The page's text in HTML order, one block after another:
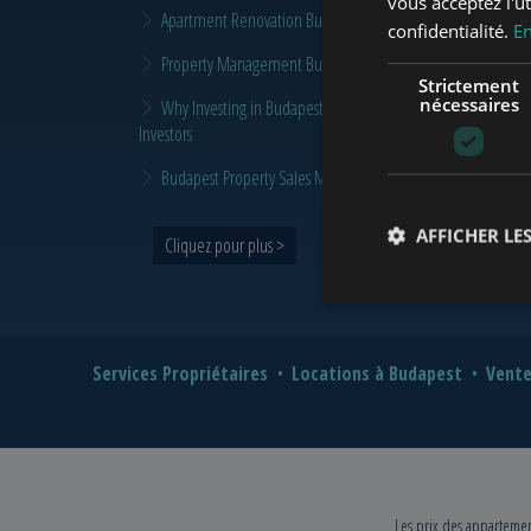
Apartment Renovation Budapest: How to Plan a Smarter
Property Management Budapest: When Does It Make
Why Investing in Budapest Real Estate is a Smart Move in
Investors
Budapest Property Sales Market in 2026 | Seller & Buyer
Cliquez pour plus >
Services Propriétaires Locations à Budapest
Les prix des
confidentialité.
Strictement
nécessaires
AFFICHER